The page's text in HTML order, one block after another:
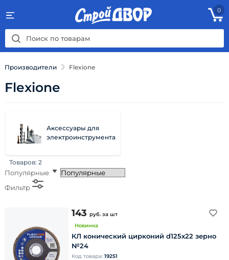
0
Производители Flexione
Flexione
Аксессуары для
электроинструмента
Товаров: 2
Популярные
Фильтр
143 руб. за шт
Новинка
КЛ конический цирконий d125х22 зерно
№24
Код товара: 19251